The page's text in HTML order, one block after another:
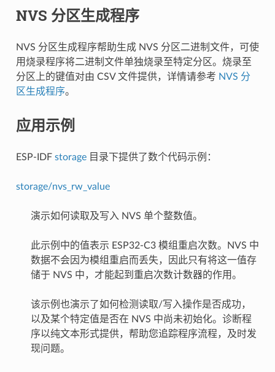
NVS 分区生成程序
NVS 分区生成程序帮助生成 NVS 分区二进制文件，可使
用烧录程序将二进制文件单独烧录至特定分区。烧录至
分区上的键值对由 CSV 文件提供，详情请参考 NVS 分
区生成程序。
应用示例
ESP-IDF storage目录下提供了数个代码示例：
storage/nvs_rw_value
演示如何读取及写入 NVS 单个整数值。
此示例中的值表示 ESP32-C3 模组重启次数。NVS 中
数据不会因为模组重启而丢失，因此只有将这一值存
储于 NVS 中，才能起到重启次数计数器的作用。
该示例也演示了如何检测读取/写入操作是否成功，
以及某个特定值是否在 NVS 中尚未初始化。诊断程
序以纯文本形式提供，帮助您追踪程序流程，及时发
现问题。